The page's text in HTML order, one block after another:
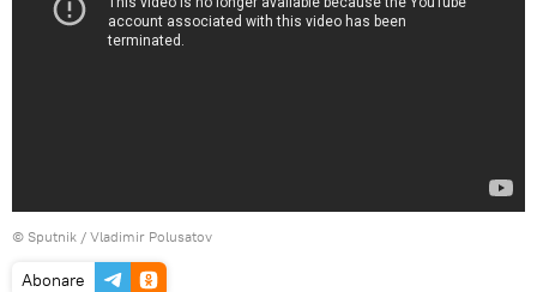
© Sputnik / Vladimir Polusatov
Abonare